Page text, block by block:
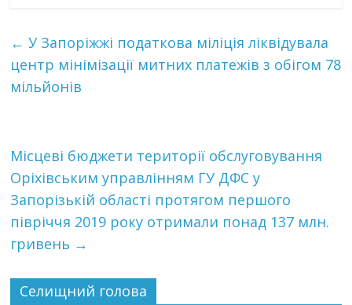
← У Запоріжжі податкова міліція ліквідувала
центр мінімізації митних платежів з обігом 78
мільйонів
Місцеві бюджети території обслуговування
Оріхівським управлінням ГУ ДФС у
Запорізькій області протягом першого
півріччя 2019 року отримали понад 137 млн.
гривень →
Селищний голова